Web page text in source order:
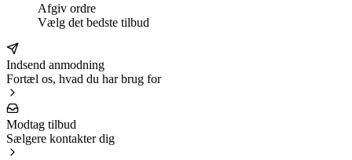
Afgiv ordre
Vælg det bedste tilbud
Indsend anmodning
Fortæl os, hvad du har brug for
Modtag tilbud
Sælgere kontakter dig